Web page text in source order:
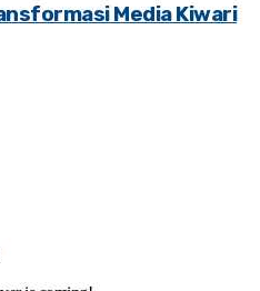
Media Kiwari